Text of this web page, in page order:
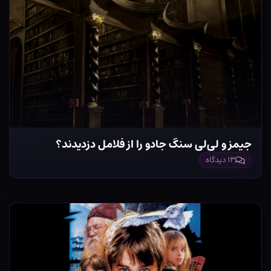
جیمز و لی‌لی سنگ جادو را از فلامل دزدیدند؟
۱۳ دیدگاه